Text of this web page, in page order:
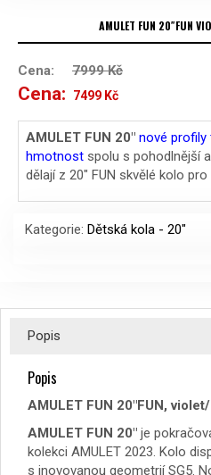
AMULET FUN 20″FUN
Cena: 7999Kč
Cena: Původní
cena
byla:
7499 Kč
cena
je:
AMULET FUN 20″ nové profily
hmotnost spolu s pohodlnější
dělají z 20″ FUN skvělé kolo
Kategorie: Dětská kola - 20"
Popis
Popis
AMULET FUN 20″FUN,
AMULET FUN 20″ je
kolekci AMULET 2023. Kolo
s inovovanou geometrií SG5.